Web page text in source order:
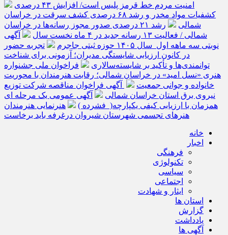
امنیت مردم خط قرمز پلیس است/ افزایش ۴۳ درصدی
کشفیات مواد مخدر و رشد ۶۸ درصدی کشف سرقت در خراسان
شمالی
رشد ۲۱ درصدی صدور مجوز رسانه‌ها در خراسان
شمالی / فعالیت ۱۳ رسانه جدید در ۴ ماه نخست سال
آگهی
نوبتی سه ماهه اول سال ۱۴۰۵ حوزه ثبتی جاجرم
تجربه حضور
در کانون ارزیابی شایستگی مدیران؛ آزمونی برای شناخت
توانمندی‌ها و تأکید بر شایسته‌سالاری
فراخوان ملی جشنواره
هنری «نسل امید» در خراسان شمالی؛ رقابت هنرمندان با محوریت
خانواده و جوانی جمعیت
آگهی فراخوان مناقصه شرکت توزیع
نیروی برق استان خراسان شمالی
آگهی عمومی یک مرحله ای
همزمان با ارزیابی کیفی یکپارچه( فشرده )
هنرنمایی هنرمندان
هنرهای تجسمی شهرستان شیروان درغرفه باید برخاست
خانه
اخبار
فرهنگی
تکنولوژی
سیاسی
اجتماعی
ایثار و شهادت
استان ها
گزارش
یادداشت
آگهی ها